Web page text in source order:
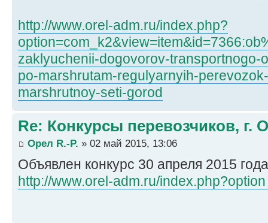
http://www.orel-adm.ru/index.php?
zaklyuchenii-dogovorov-transportnogo-
po-marshrutam-regulyarnyih-
marshrutnoy-seti-gorod
Re: Конкурсы перевозчиков, г.
Орел R.-P. » 02 май 2015, 13:06
Объявлен конкурс 30 апреля 2015 года
http://www.orel-adm.ru/